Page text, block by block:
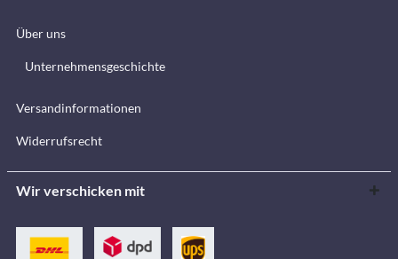
Über uns
Unternehmensgeschichte
Versandinformationen
Widerrufsrecht
Wir verschicken mit